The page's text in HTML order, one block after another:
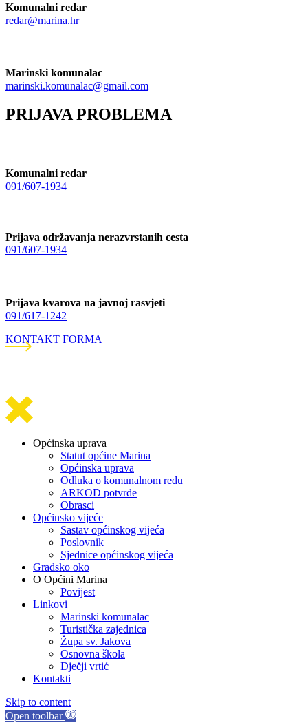
Komunalni redar
redar@marina.hr
Marinski komunalac
marinski.komunalac@gmail.com
PRIJAVA PROBLEMA
Komunalni redar
091/607-1934
Prijava održavanja nerazvrstanih cesta
091/607-1934
Prijava kvarova na javnoj rasvjeti
091/617-1242
KONTAKT FORMA
Općinska uprava
Statut općine Marina
Općinska uprava
Odluka o komunalnom redu
ARKOD potvrde
Obrasci
Općinsko vijeće
Sastav općinskog vijeća
Poslovnik
Sjednice općinskog vijeća
Gradsko oko
O Općini Marina
Povijest
Linkovi
Marinski komunalac
Turistička zajednica
Župa sv. Jakova
Osnovna škola
Dječji vrtić
Kontakti
Skip to content
Open toolbar